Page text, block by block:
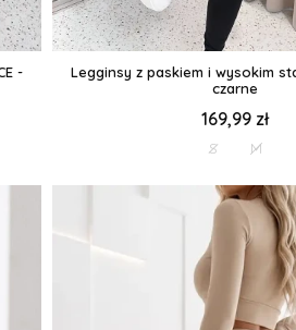
-
Legginsy z paskiem i wysokim
czarne
169,99 zł
S M